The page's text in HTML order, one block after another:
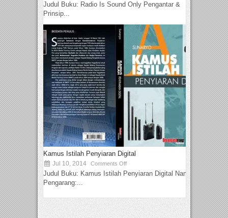
Judul Buku: Radio Is Sound Only Pengantar &
Prinsip...
Kamus Istilah Penyiaran Digital
Jul 10, 2014 Comments Off
Judul Buku: Kamus Istilah Penyiaran Digital Nama
Pengarang:...